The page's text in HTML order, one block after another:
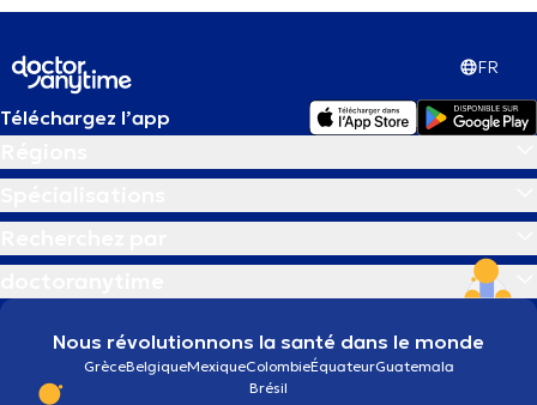
FR
Téléchargez l’app
Nous révolutionnons la santé dans le monde
GrèceBelgiqueMexiqueColombieÉquateurGuatemala
Brésil